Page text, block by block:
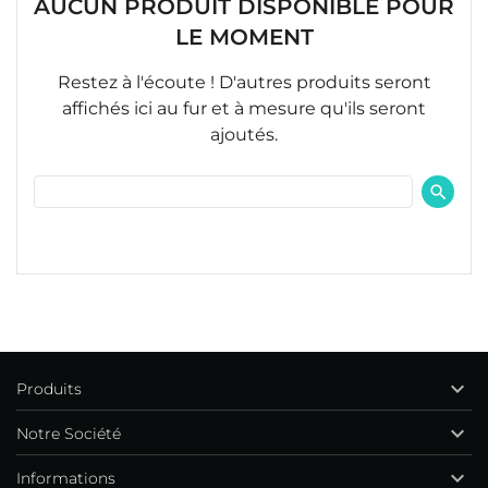
AUCUN PRODUIT DISPONIBLE POUR
LE MOMENT
Restez à l'écoute ! D'autres produits seront
affichés ici au fur et à mesure qu'ils seront
ajoutés.
Informations 
Produits 
Notre Société 
add_circle_outlineCreate new list
((modalDeleteText))
NOM DE LA LISTE D'ENVIES
Vous devez être connecté pour ajouter des produits
à votre liste d'envies.